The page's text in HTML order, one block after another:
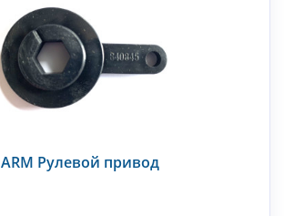
ARM Рулевой привод